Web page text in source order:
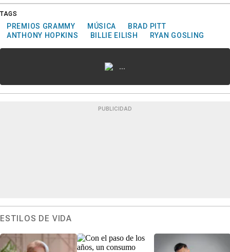
TAGS
PREMIOS GRAMMY MÚSICA
BRAD PITT
ANTHONY HOPKINS
BILLIE EILISH RYAN GOSLING
...
PUBLICIDAD
ESTILOS DE VIDA